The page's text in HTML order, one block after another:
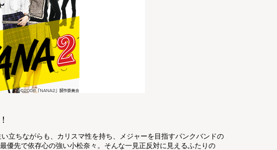
立ちながらも、カリスマ性を持ち、メジャーを目指すパンクバンドの
優先で依存心の強い小松奈々。そんな一見正反対に見えるふたりの